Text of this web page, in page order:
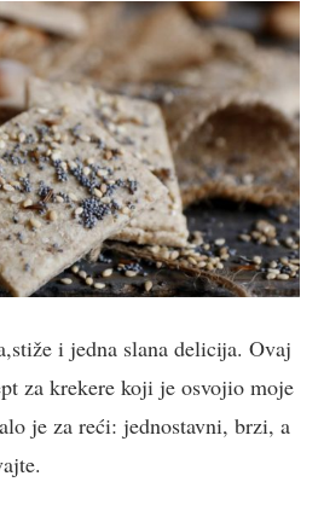
i jedna slana delicija. Ovaj
za krekere koji je osvojio moje
je za reći: jednostavni, brzi, a